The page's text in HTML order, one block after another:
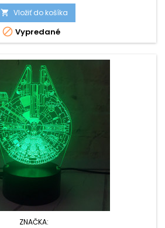
 Vložiť do košíka
 Vypredané
ZNAČKA: